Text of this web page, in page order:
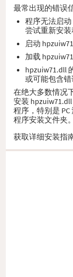
最常出现的错误
程序无法启动
尝试重新安装
启动
加载
hpzuiw71.dll
或可能包含错
在绝大多数情况
安装
程序，特别是
程序安装文件夹。
获取详细安装指